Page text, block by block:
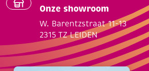
Onze showroom
W. Barentzstraat 11-13
2315 TZ LEIDEN